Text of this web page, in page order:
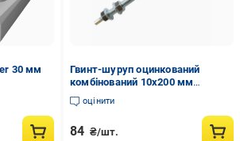
30 мм
Гвинт-шуруп оцинкований
комбінований 10х200 мм
(3098521869)
оцінити
84 ₴/шт.